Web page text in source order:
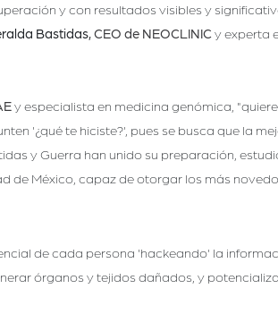
y con resultados visibles y
Bastidas,CEO de NEOCLINICy experta
y especialista en medicina genómica,
'¿qué te hiciste?', pues se busca que la
y Guerra han unido su preparación,
de México, capaz de otorgar los más
de cada persona 'hackeando' la
órganos y tejidos dañados, y